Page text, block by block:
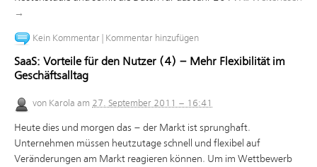
→
Kein Kommentar Kommentar hinzufügen
SaaS: Vorteile für den Nutzer (4) – Mehr Flexibilität im
Geschäftsalltag
von Karola am 27. September 2011 – 16:41
Heute dies und morgen das – der Markt ist sprunghaft.
Unternehmen müssen heutzutage schnell und flexibel auf
Veränderungen am Markt reagieren können. Um im Wettbewerb